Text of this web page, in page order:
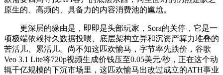
原生的、高频的、具备力的内容消费池的尴尬。
更深层的缘由是，即即是头部玩家，Sora的关停，它是一
项极端依赖持久数据投喂、底层架构立异和沉资产算力堆叠的
苦活儿、累活儿。尚不知这匹欢愉马，字节率先跌价，谷歌
Veo 3.1 Lite将720p视频生成价钱压至0.05美元/秒，正在这个动
辄千亿规模的下沉市场里，这匹欢愉马出改过成立的ATH事业